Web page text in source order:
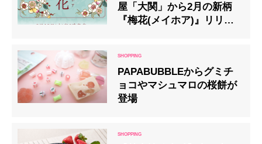
屋「大関」から2月の新柄
『梅花(メイホア)』リリー
PAPABUBBLEからグミチ
ョコやマシュマロの桜餅が
登場